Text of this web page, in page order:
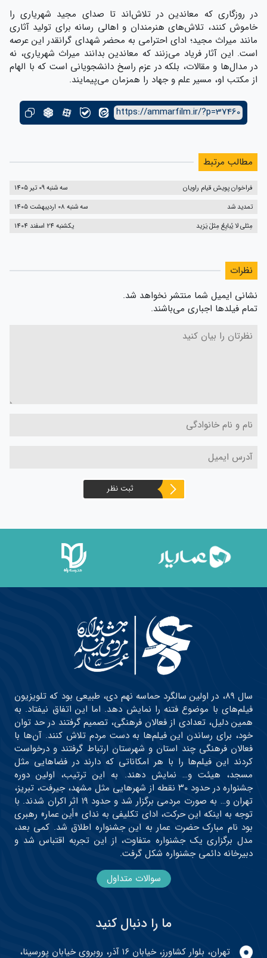
در روزگاری که معاندین در تلاش‌اند تا صدای مجید شهریاری را
خاموش کنند، تلاش‌های هنرمندان و اهالی رسانه برای تولید آثاری
مانند میراث مجید؛ ادای احترامی به محضر شهدای گرانقدر این عرصه
است. این آثار فریاد می‌زنند که معاندین بدانند میراث شهریاری، نه
در مدال‌ها و مقالات، بلکه در عزم راسخ دانشجویانی است که با الهام
از مکتب او، مسیر علم و جهاد را همزمان می‌پیمایند.
https://ammarfilm.ir/?p=37460
مطالب مرتبط
فراخوان پویش قیام راویان
سه شنبه 09 تیر 1405
تمدید شد
سه شنبه 08 اردیبهشت 1405
مِثلی لا یُبایِعُ مِثلَ یَزید
یکشنبه 24 اسفند 1404
نظرات
نشانی ایمیل شما منتشر نخواهد شد.
تمام فیلدها اجباری می‌باشند.
ثبت نظر
سال ۸۹، در اولین سالگرد حماسه نهم دی، طبیعی بود که تلویزیون
فیلم‌های با موضوع فتنه را نمایش دهد. اما این اتفاق نیفتاد. به
همین دلیل، تعدادی از فعالان فرهنگی، تصمیم گرفتند در حد توان
خود، برای رساندن این فیلم‌ها به دست مردم تلاش کنند. آن‌ها با
فعالان فرهنگی چند استان و شهرستان ارتباط گرفتند و درخواست
کردند این فیلم‌ها را با هر امکاناتی که دارند در فضاهایی مثل
مسجد، هیئت و… نمایش دهند. به این ترتیب، اولین دوره
جشنواره در حدود ۳۰ نقطه از شهرهایی مثل مشهد، جیرفت، تبریز،
تهران و… به صورت مردمی برگزار شد و حدود ۱۹ اثر اکران شدند. با
توجه به اینکه این حرکت، ادای تکلیفی به ندای «أین عمار» رهبری
بود نام مبارک حضرت عمار به این جشنواره اطلاق شد. کمی بعد،
مدل برگزاری یک جشنواره متفاوت، از این تجربه اقتباس شد و
دبیرخانه دائمی جشنواره شکل گرفت.
سوالات متداول
ما را دنبال کنید
تهران، بلوار کشاورز، خیابان ۱۶ آذر، روبروی خیابان پورسینا،